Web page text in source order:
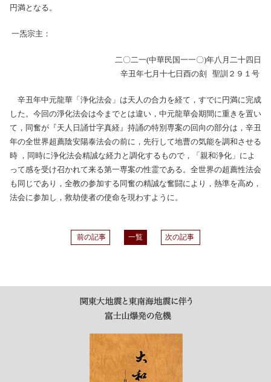
円満となる。
一炁宗主：
二〇二一(中華民国一一〇)年八月二十四日
辛丑年七月十七日酉の刻 聖訓２９１号
辛丑年中元龍華「浄化法会」は天人の合力を経て，すでに円満に完成
した。今回の淨化法会は今までとは違い，中元龍華会期間に重きを置い
て，同奮が『天人日誦廿字真経』持誦の特別専案の回向の部分は，辛丑
年の全世界超薦陰安陽泰法会の前に，先行して地曹の気能を調和させる
時 ，同時に浄化法会精誠な経力と調化するもので，「親和浄化」によ
って感を受け召かれて来る第一専案の性霊である。全世界の超薦性法会
も同じであり，全教の参加する同奮の精誠な奮闘により，熱準を高め，
法会に参加し，救劫使者の使命を現わすように。
前の記事 一覧 次の記事